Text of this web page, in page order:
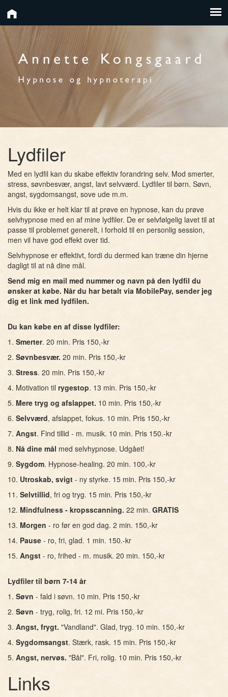
Lydfiler
Med en lydfil kan du skabe effektiv forandring selv. Mod smerter,
stress, søvnbesvær, angst, lavt selvværd. Lydfiler til børn. Søvn,
angst, sygdomsangst, sove ude m.m.
Hvis du ikke er helt klar til at prøve en hypnose, kan du prøve
selvhypnose med en af mine lydfiler. De er selvfølgelig lavet til at
passe til problemet generelt, i forhold til en personlig session,
men vil have god effekt over tid.
Selvhypnose er effektivt, fordi du dermed kan træne din hjerne
dagligt til at nå dine mål.
Send mig en mail med nummer og navn på den lydfil du
ønsker at købe. Når du har betalt via MobilePay, sender jeg
dig et link med lydfilen.
Du kan købe en af disse lydfiler:
1. Smerter. 20 min. Pris 150,-kr
2. Søvnbesvær. 20 min. Pris 150,-kr
3. Stress. 20 min. Pris 150,-kr
4. Motivation til rygestop. 13 min. Pris 150,-kr
5. Mere tryg og afslappet. 10 min. Pris 150,-kr
6. Selvværd, afslappet, fokus. 10 min. Pris 150,-kr
7. Angst. Find tillid - m. musik. 10 min. Pris 150.-kr
8. Nå dine mål med selvhypnose. Udgået!
9. Sygdom. Hypnose-healing. 20 min. 100,-kr
10. Utroskab, svigt - ny styrke. 15 min. Pris 150,-kr
11. Selvtillid, fri og tryg. 15 min. Pris 150,-kr
12. Mindfulness - kropsscanning. 22 min. GRATIS
13. Morgen - ro før en god dag. 2 min. 150,-kr
14. Pause - ro, fri, glad. 1 min. 150.-kr
15. Angst - ro, frihed - m. musik. 20 min. 150,-kr
Lydfiler til børn 7-14 år
1. Søvn - fald i søvn. 10 min. Pris 150,-kr
2. Søvn - tryg, rolig, fri. 12 mi. Pris 150,-kr
3. Angst, frygt. "Vandland". Glad, tryg. 10 min. 150,-kr
4. Sygdomsangst. Stærk, rask. 15 min. Pris 150,-kr
5. Angst, nervøs. "Bål". Fri, rolig. 10 min. Pris 150,-kr
Links